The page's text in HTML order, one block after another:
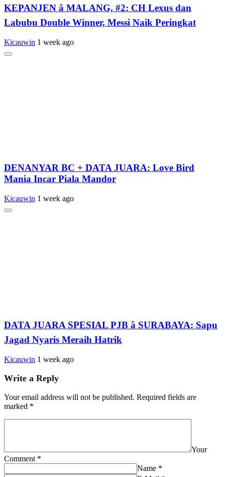
KEPANJEN â MALANG, #2: CH Lexus dan
Labubu Double Winner, Messi Naik Peringkat
Kicauwin 1 week ago
DENANYAR BC + DATA JUARA: Love Bird
Mania Incar Piala Mandor
Kicauwin 1 week ago
DATA JUARA SPESIAL PJB â SURABAYA: Sapu
Jagad Nyaris Meraih Hatrik
Kicauwin 1 week ago
Write a Reply
Your email address will not be published. Required fields are
marked *
Your
Comment *
Name *